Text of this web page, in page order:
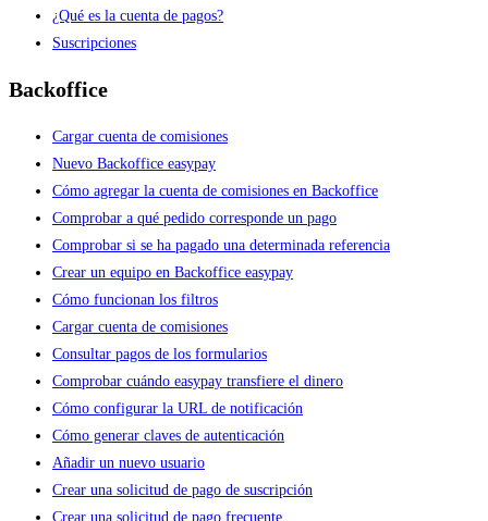
¿Qué es la cuenta de pagos?
Suscripciones
Backoffice
Cargar cuenta de comisiones
Nuevo Backoffice easypay
Cómo agregar la cuenta de comisiones en Backoffice
Comprobar a qué pedido corresponde un pago
Comprobar si se ha pagado una determinada referencia
Crear un equipo en Backoffice easypay
Cómo funcionan los filtros
Cargar cuenta de comisiones
Consultar pagos de los formularios
Comprobar cuándo easypay transfiere el dinero
Cómo configurar la URL de notificación
Cómo generar claves de autenticación
Añadir un nuevo usuario
Crear una solicitud de pago de suscripción
Crear una solicitud de pago frecuente